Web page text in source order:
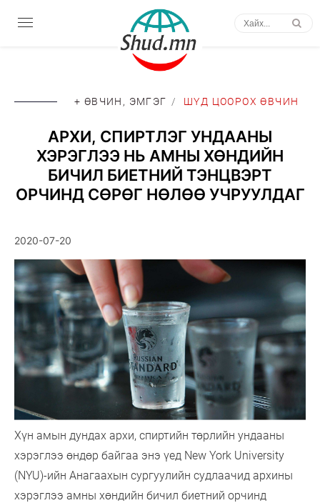
+ ӨВЧИН, ЭМГЭГ / ШҮД ЦООРОХ ӨВЧИН
АРХИ, СПИРТЛЭГ УНДААНЫ
ХЭРЭГЛЭЭ НЬ АМНЫ ХӨНДИЙН
БИЧИЛ БИЕТНИЙ ТЭНЦВЭРТ
ОРЧИНД СӨРӨГ НӨЛӨӨ УЧРУУЛДАГ
2020-07-20
Хүн амын дундах архи, спиртийн төрлийн ундааны
хэрэглээ өндөр байгаа энэ үед New York University
(NYU)-ийн Анагаахын сургуулийн судлаачид архины
хэрэглээ амны хөндийн бичил биетний орчинд